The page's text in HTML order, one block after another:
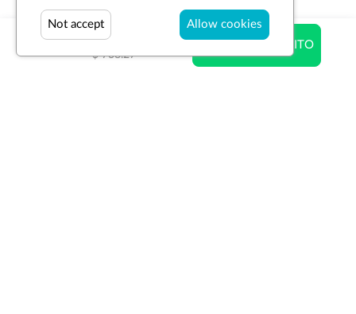
$ 738.27
$ 738.27
AÑADIR AL CARRITO
Allow cookies
Not accept